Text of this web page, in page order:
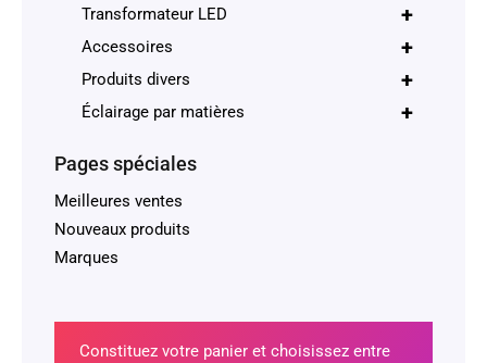
+
Transformateur LED
+
Accessoires
+
Produits divers
+
Éclairage par matières
Pages spéciales
Meilleures ventes
Nouveaux produits
Marques
Constituez votre panier et choisissez entre